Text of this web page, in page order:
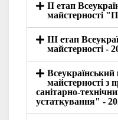
ІІ етап
майстерності
ІІІ етап
майстерності -
Всеукраїнський
майстерності з
санітарно-
устаткування" -